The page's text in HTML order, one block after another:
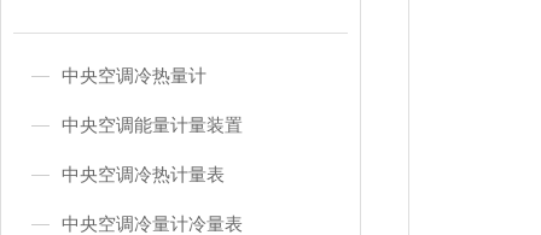
中央空调冷热量计
中央空调能量计量装置
中央空调冷热计量表
中央空调冷量计冷量表